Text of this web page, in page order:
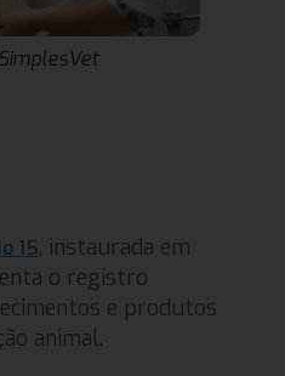
15, instaurada em
o registro
e produtos
animal.